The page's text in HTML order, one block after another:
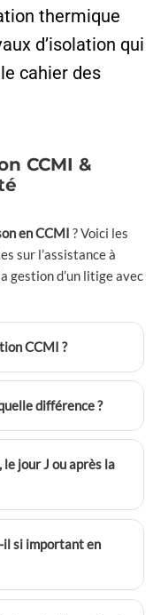
thermique
d’isolation qui
cahier des
CCMI &
en CCMI ? Voici les
sur l’assistance à
gestion d’un litige avec
CCMI ?
différence ?
jour J ou après la
il si important en